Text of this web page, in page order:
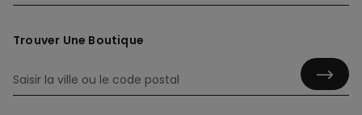
Trouver Une Boutique